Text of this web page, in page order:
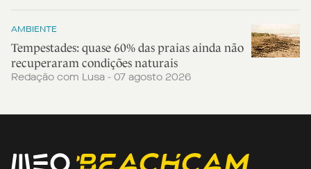
AMBIENTE
Tempestades: quase 60% das praias ainda não
recuperaram condições naturais
Redação com Lusa - 07 agosto 2026